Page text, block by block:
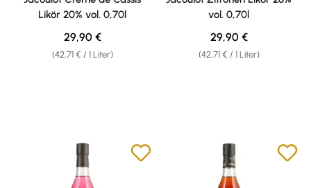
Likör 20% vol. 0,70l
(42,71 € / 1 Liter)
Regulärer Preis:
29,90 €
vol. 0,70l
(42,71 € / 1 Liter)
Regulärer Preis:
29,90 €